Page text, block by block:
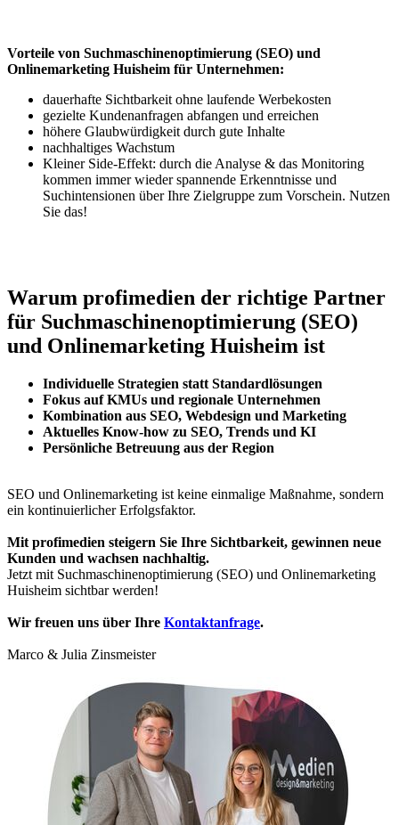
Vorteile von Suchmaschinenoptimierung (SEO) und
Onlinemarketing Huisheim für Unternehmen:
dauerhafte Sichtbarkeit ohne laufende Werbekosten
gezielte Kundenanfragen abfangen und erreichen
höhere Glaubwürdigkeit durch gute Inhalte
nachhaltiges Wachstum
Kleiner Side-Effekt: durch die Analyse & das Monitoring
kommen immer wieder spannende Erkenntnisse und
Suchintensionen über Ihre Zielgruppe zum Vorschein. Nutzen
Sie das!
Warum profimedien der richtige Partner
für Suchmaschinenoptimierung (SEO)
und Onlinemarketing Huisheim ist
Individuelle Strategien statt Standardlösungen
Fokus auf KMUs und regionale Unternehmen
Kombination aus SEO, Webdesign und Marketing
Aktuelles Know-how zu SEO, Trends und KI
Persönliche Betreuung aus der Region
SEO und Onlinemarketing ist keine einmalige Maßnahme, sondern
ein kontinuierlicher Erfolgsfaktor.
Mit profimedien steigern Sie Ihre Sichtbarkeit, gewinnen neue
Kunden und wachsen nachhaltig.
Jetzt mit Suchmaschinenoptimierung (SEO) und Onlinemarketing
Huisheim sichtbar werden!
Wir freuen uns über Ihre Kontaktanfrage.
Marco & Julia Zinsmeister